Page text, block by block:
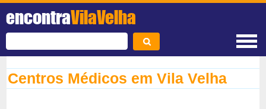
encontraVilaVelha
Centros Médicos em Vila Velha